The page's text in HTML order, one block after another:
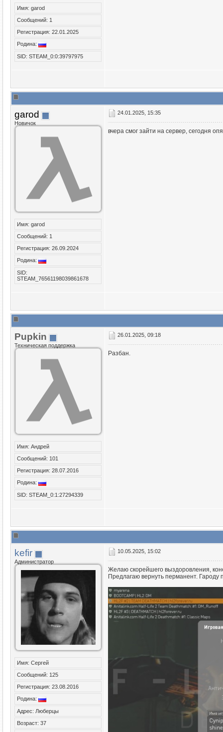
Имя: garod
Сообщений: 1
Регистрация: 22.01.2025
Родина:
SID: STEAM_0:0:39797975
garod
Новичок
Имя: garod
Сообщений: 1
Регистрация: 26.09.2024
Родина:
SID:
STEAM_76561198039861678
24.01.2025, 15:35
вчера смог зайти на сервер, сегодня
Puрkin
Техническая поддержка
Имя: Андрей
Сообщений: 101
Регистрация: 28.07.2016
Родина:
SID: STEAM_0:1:27294339
26.01.2025, 09:18
Разбан.
kefir
Администратор
Имя: Сергей
Сообщений: 125
Регистрация: 23.08.2016
Родина:
Адрес: Люберцы
Возраст: 37
10.05.2025, 15:02
Желаю скорейшего выздоровления,
Предлагаю вернуть перманент. Гароду